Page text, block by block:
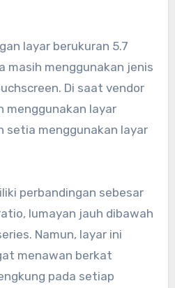
layar berukuran 5.7
masih menggunakan jenis
Di saat vendor
menggunakan layar
setia menggunakan layar
perbandingan sebesar
lumayan jauh dibawah
Namun, layar ini
menawan berkat
pada setiap